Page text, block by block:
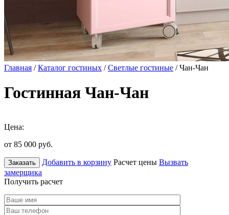
Главная /Каталог гостиных /Светлые гостиные / Чан-Чан
Гостинная Чан-Чан
Цена:
от 85 000 руб.
Заказать Добавить в корзину Расчет цены Вызвать
замерщика
Получить расчет